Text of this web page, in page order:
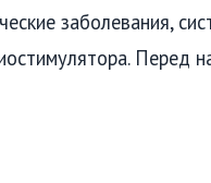
заболевания,
Перед